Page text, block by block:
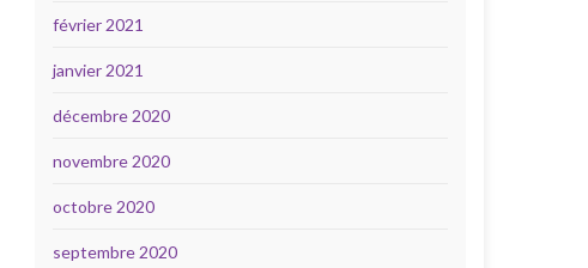
février 2021
janvier 2021
décembre 2020
novembre 2020
octobre 2020
septembre 2020